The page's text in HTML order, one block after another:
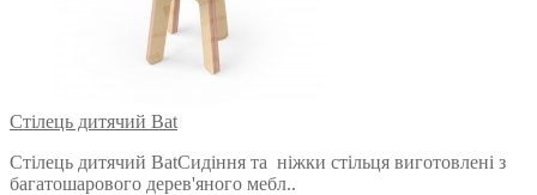
Стілець дитячий Bat
Стілець дитячий BatСидіння та ніжки стільця виготовлені з
багатошарового дерев'яного мебл..